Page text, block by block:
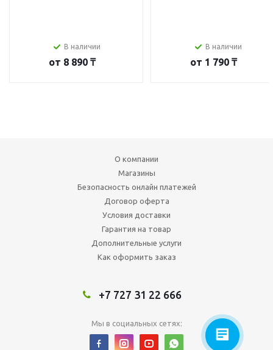
В наличии
от 8 890 ₸
В наличии
от 1 790 ₸
О компании
Магазины
Безопасность онлайн платежей
Договор оферта
Условия доставки
Гарантия на товар
Дополнительные услуги
Как оформить заказ
+7 727 31 22 666
Мы в социальных сетях: